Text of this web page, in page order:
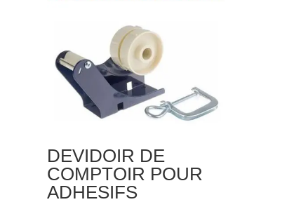
DEVIDOIR DE
COMPTOIR POUR
ADHESIFS